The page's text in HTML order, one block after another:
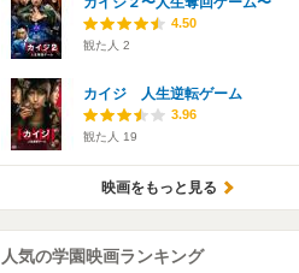
4.50
観た人 2
カイジ 人生逆転ゲーム
3.96
観た人 19
映画をもっと見る
人気の学園映画ランキング